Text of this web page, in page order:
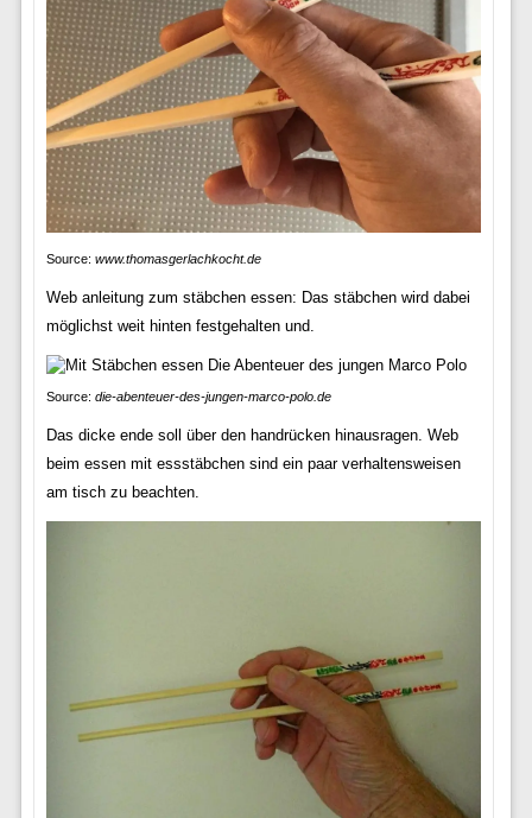
Source: www.thomasgerlachkocht.de
Web anleitung zum stäbchen essen: Das stäbchen wird dabei
möglichst weit hinten festgehalten und.
Source: die-abenteuer-des-jungen-marco-polo.de
Das dicke ende soll über den handrücken hinausragen. Web
beim essen mit essstäbchen sind ein paar verhaltensweisen
am tisch zu beachten.